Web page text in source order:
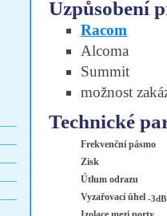
Uzpůsobení
Racom
Alcoma
Summit
možnost
Technické
Frekvenční pásmo
Zisk
Útlum odrazu
Vyzařovací úhel -3dB